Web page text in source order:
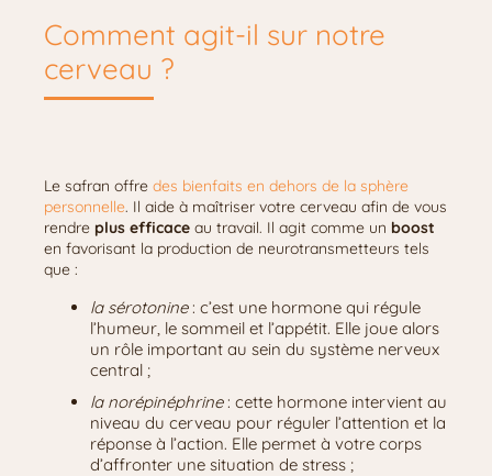
Comment agit-il sur notre
cerveau ?
Le safran offre des bienfaits en dehors de la sphère
personnelle. Il aide à maîtriser votre cerveau afin de vous
rendre plus efficace au travail. Il agit comme un boost
en favorisant la production de neurotransmetteurs tels
que :
la sérotonine: c’est une hormone qui régule
l’humeur, le sommeil et l’appétit. Elle joue alors
un rôle important au sein du système nerveux
central ;
la norépinéphrine: cette hormone intervient au
niveau du cerveau pour réguler l’attention et la
réponse à l’action. Elle permet à votre corps
d’affronter une situation de stress ;